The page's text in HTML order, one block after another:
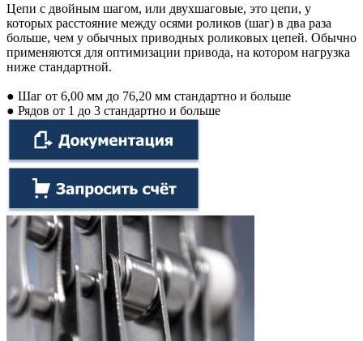
Цепи с двойным шагом, или двухшаговые, это цепи, у
которых расстояние между осями роликов (шаг) в два раза
больше, чем у обычных приводных роликовых цепей. Обычно
применяются для оптимизации привода, на котором нагрузка
ниже стандартной.
● Шаг от 6,00 мм до 76,20 мм стандартно и больше
● Рядов от 1 до 3 стандартно и больше